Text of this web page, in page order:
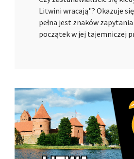
Litwini wracają"? Okazuje
pełna jest znaków
początek w jej tajemniczej